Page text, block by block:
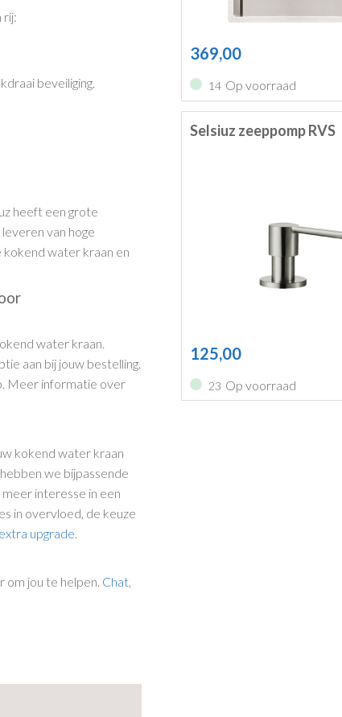
rij:
beveiliging.
heeft een grote
van hoge
water kraan en
water kraan.
aan bij jouw bestelling.
Meer informatie over
kokend water kraan
we bijpassende
interesse in een
in overvloed, de keuze
upgrade
om jou te helpen. Chat,
369,00
14 Op voorraad
Selsiuz zeeppomp RVS
125,00
23 Op voorraad